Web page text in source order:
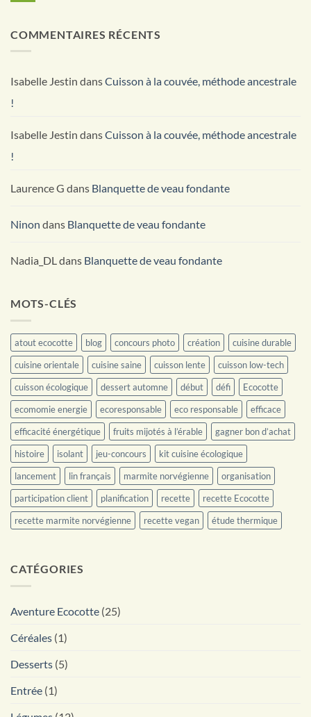
pour
Butternut
COMMENTAIRES RÉCENTS
Isabelle Jestin dansCuisson à la couvée, méthode ancestrale
!
Isabelle Jestin dansCuisson à la couvée, méthode ancestrale
!
Laurence G dans Blanquette de veau fondante
Ninon dans Blanquette de veau fondante
Nadia_DLdans Blanquette de veau fondante
MOTS-CLÉS
atout ecocotte blog concours photo création
cuisine durable
cuisine orientale
cuisine saine cuisson lente
cuisson low-tech
cuisson écologique
dessert automne début défi
Ecocotte
ecomomie energie
ecoresponsable eco responsable
efficace
efficacité énergétique
fruits mijotés à l’érable
gagner bon d’achat
histoire
isolant jeu-concours
kit cuisine écologique
lancement
lin français marmite norvégienne
organisation
participation client
planification recette
recette Ecocotte
recette marmite norvégienne
recette vegan étude thermique
CATÉGORIES
Aventure Ecocotte (25)
Céréales (1)
Desserts (5)
Entrée (1)